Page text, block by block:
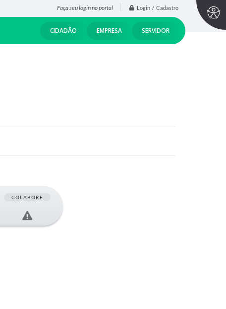
Faça seu login no portal Login / Cadastro
CIDADÃO EMPRESA SERVIDOR
COLABORE